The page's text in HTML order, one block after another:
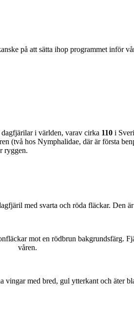
på att sätta ihop programmet inför
dagfjärilar i världen, varav cirka 110 i
(två hos Nymphalidae, där är första
ryggen.
med svarta och röda fläckar. Den
mot en rödbrun bakgrundsfärg.
våren.
med bred, gul ytterkant och äter